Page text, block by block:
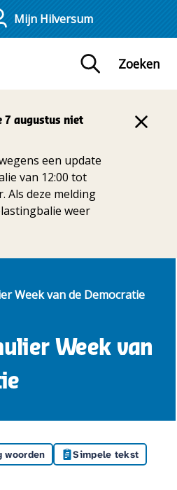
Mijn Hilversum
Zoeken
7 augustus niet
een update
van 12:00 tot
Als deze melding
weer
Week van de Democratie
Week van
woorden Simpele tekst